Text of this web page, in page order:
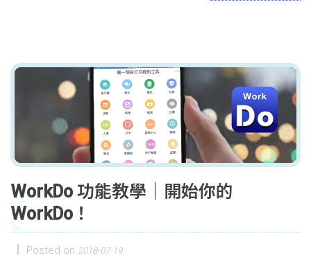
WorkDo 功能教學｜開始你的
WorkDo！
Posted on 2018-07-19